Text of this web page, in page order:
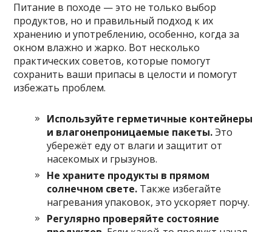
Питание в походе — это не только выбор
продуктов, но и правильный подход к их
хранению и употреблению, особенно, когда за
окном влажно и жарко. Вот несколько
практических советов, которые помогут
сохранить ваши припасы в целости и помогут
избежать проблем.
Используйте герметичные контейнеры
и влагонепроницаемые пакеты.Это
убережёт еду от влаги и защитит от
насекомых и грызунов.
Не храните продукты в прямом
солнечном свете. Также избегайте
нагревания упаковок, это ускоряет порчу.
Регулярно проверяйте состояние